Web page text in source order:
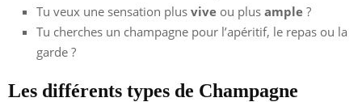
Tu veux une sensation plus vive ou plus ample ?
Tu cherches un champagne pour l’apéritif, le repas ou la
garde ?
Les différents types de Champagne